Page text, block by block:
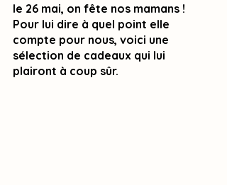
le 26 mai, on fête nos mamans !
Pour lui dire à quel point elle
compte pour nous, voici une
sélection de cadeaux qui lui
plairont à coup sûr.